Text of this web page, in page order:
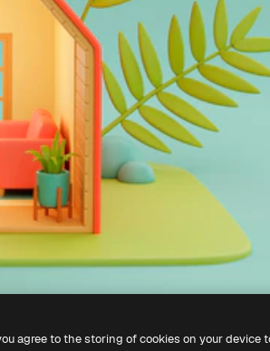
agree to the storing of cookies on your device